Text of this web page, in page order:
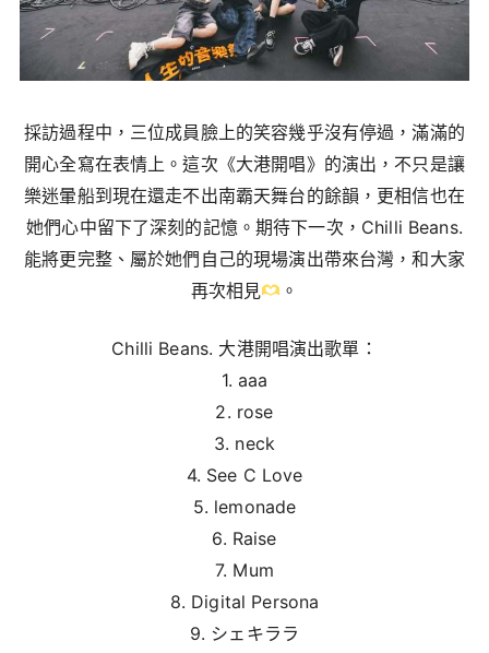
採訪過程中，三位成員臉上的笑容幾乎沒有停過，滿滿的
開心全寫在表情上。這次《大港開唱》的演出，不只是讓
樂迷暈船到現在還走不出南霸天舞台的餘韻，更相信也在
她們心中留下了深刻的記憶。期待下一次，Chilli Beans.
能將更完整、屬於她們自己的現場演出帶來台灣，和大家
再次相見
。
Chilli Beans. 大港開唱演出歌單：
1. aaa
2. rose
3. neck
4. See C Love
5. lemonade
6. Raise
7. Mum
8. Digital Persona
9. シェキララ